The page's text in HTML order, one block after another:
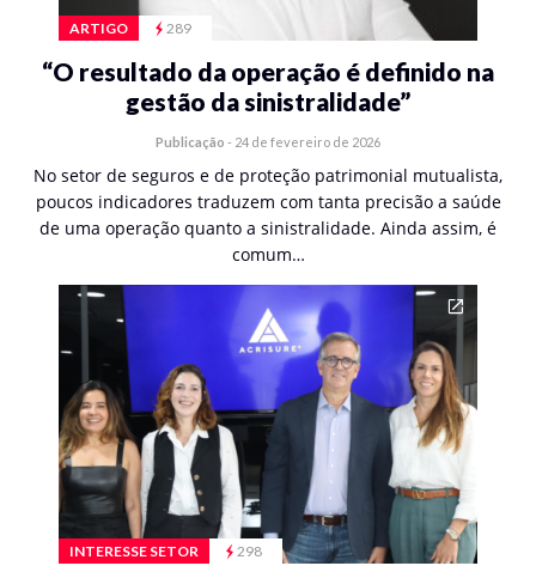
ARTIGO 289
“O resultado da operação é definido na
gestão da sinistralidade”
Publicação - 24 de fevereiro de 2026
No setor de seguros e de proteção patrimonial mutualista,
poucos indicadores traduzem com tanta precisão a saúde
de uma operação quanto a sinistralidade. Ainda assim, é
comum…
INTERESSE SETOR 298